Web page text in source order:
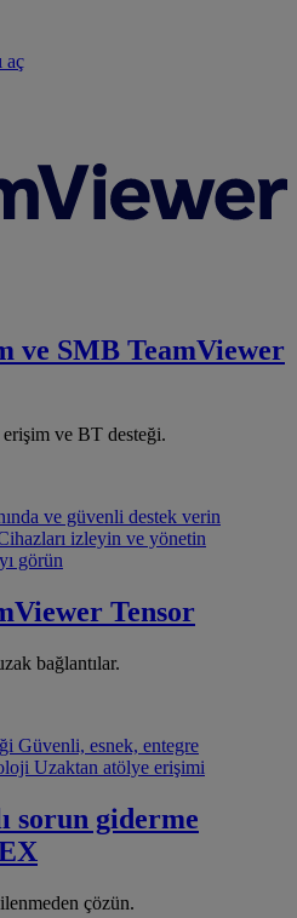
aç
ve SMB TeamViewer
ve BT desteği.
ve güvenli destek verin
izleyin ve yönetin
görün
Tensor
bağlantılar.
Güvenli, esnek, entegre
Uzaktan atölye erişimi
sorun giderme
çözün.